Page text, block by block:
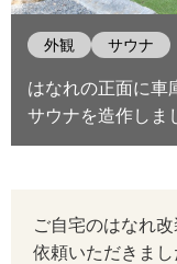
外観 サウナ
はなれの正面に車
サウナを造作しま
ご自宅のはなれ
依頼いただきまし